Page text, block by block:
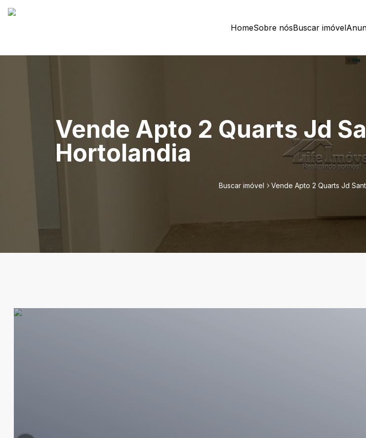
HomeSobre nósBuscar imóvel
Vende Apto 2 Quarts Jd
Hortolandia
Buscar imóvel Vende Apto 2 Quarts Jd